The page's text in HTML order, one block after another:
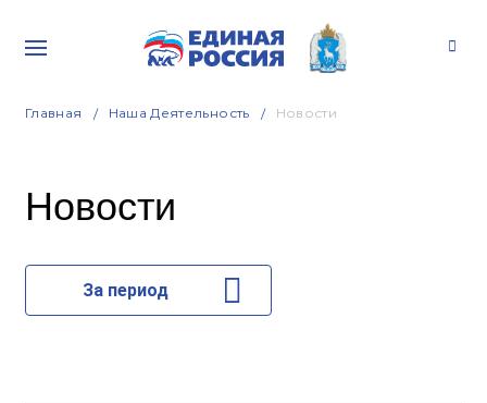
Главная Наша Деятельность Новости
Новости
За период